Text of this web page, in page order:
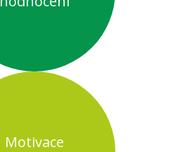
Motivace